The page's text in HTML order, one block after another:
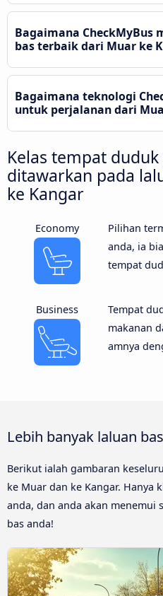
Bagaimana CheckMyBus
bas terbaik dari Muar ke
Bagaimana teknologi
untuk perjalanan dari
Kelas tempat
ditawarkan pada
ke Kangar
Economy
Pilihan
anda, ia
tempat
Business
Tempat
makanan
amnya
Lebih banyak laluan
Berikut ialah gambaran
ke Muar dan ke Kangar. Hanya
anda, dan anda akan menemui
bas anda!